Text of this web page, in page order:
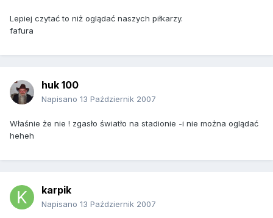
Lepiej czytać to niż oglądać naszych piłkarzy.
fafura
huk 100
Napisano 13 Październik 2007
Właśnie że nie ! zgasło światło na stadionie -i nie można oglądać
heheh
karpik
Napisano 13 Październik 2007